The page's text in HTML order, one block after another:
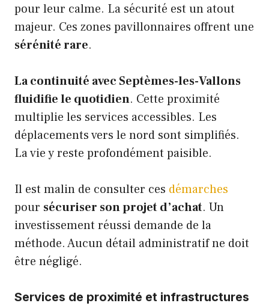
pour leur calme. La sécurité est un atout
majeur. Ces zones pavillonnaires offrent une
sérénité rare.
La continuité avec Septèmes-les-Vallons
fluidifie le quotidien. Cette proximité
multiplie les services accessibles. Les
déplacements vers le nord sont simplifiés.
La vie y reste profondément paisible.
Il est malin de consulter ces démarches
pour sécuriser son projet d’achat. Un
investissement réussi demande de la
méthode. Aucun détail administratif ne doit
être négligé.
Services de proximité et infrastructures